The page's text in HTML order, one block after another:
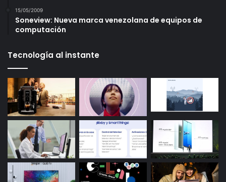
15/05/2009
Soneview: Nueva marca venezolana de equipos de
computación
Tecnología al instante